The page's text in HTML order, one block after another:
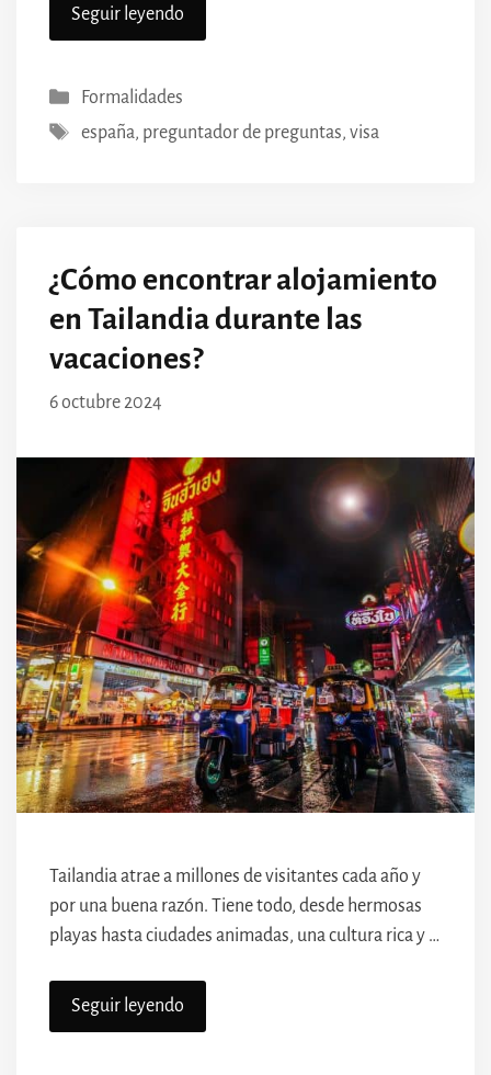
Seguir leyendo
Categorías
Formalidades
Etiquetas
españa, preguntador de preguntas, visa
¿Cómo encontrar alojamiento
en Tailandia durante las
vacaciones?
6 octubre 2024
Tailandia atrae a millones de visitantes cada año y
por una buena razón. Tiene todo, desde hermosas
playas hasta ciudades animadas, una cultura rica y …
Seguir leyendo